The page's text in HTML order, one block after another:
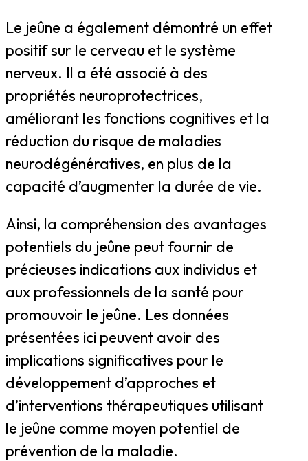
Le jeûne a également démontré un effet
positif sur le cerveau et le système
nerveux. Il a été associé à des
propriétés neuroprotectrices,
améliorant les fonctions cognitives et la
réduction du risque de maladies
neurodégénératives, en plus de la
capacité d’augmenter la durée de vie.
Ainsi, la compréhension des avantages
potentiels du jeûne peut fournir de
précieuses indications aux individus et
aux professionnels de la santé pour
promouvoir le jeûne. Les données
présentées ici peuvent avoir des
implications significatives pour le
développement d’approches et
d’interventions thérapeutiques utilisant
le jeûne comme moyen potentiel de
prévention de la maladie.